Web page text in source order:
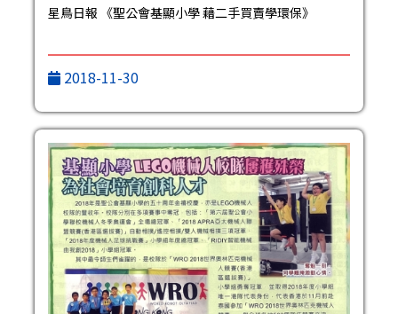
星鳥日報 《聖公會基顯小學 藉二手買賣學環保》
2018-11-30